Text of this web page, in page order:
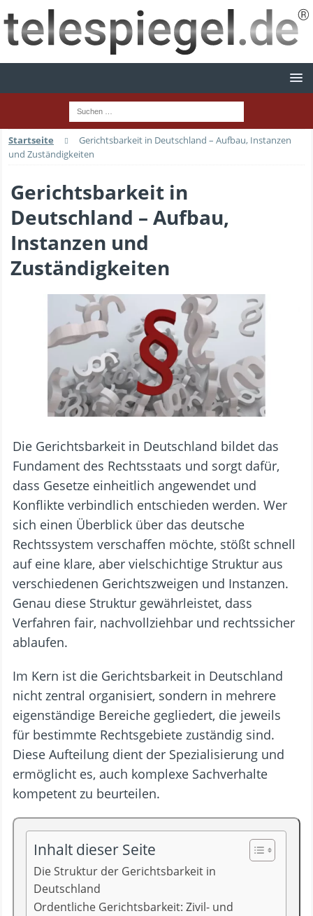
Startseite
Gerichtsbarkeit in Deutschland – Aufbau, Instanzen
und Zuständigkeiten
Gerichtsbarkeit in
Deutschland – Aufbau,
Instanzen und
Zuständigkeiten
Die Gerichtsbarkeit in Deutschland bildet das
Fundament des Rechtsstaats und sorgt dafür,
dass Gesetze einheitlich angewendet und
Konflikte verbindlich entschieden werden. Wer
sich einen Überblick über das deutsche
Rechtssystem verschaffen möchte, stößt schnell
auf eine klare, aber vielschichtige Struktur aus
verschiedenen Gerichtszweigen und Instanzen.
Genau diese Struktur gewährleistet, dass
Verfahren fair, nachvollziehbar und rechtssicher
ablaufen.
Im Kern ist die Gerichtsbarkeit in Deutschland
nicht zentral organisiert, sondern in mehrere
eigenständige Bereiche gegliedert, die jeweils
für bestimmte Rechtsgebiete zuständig sind.
Diese Aufteilung dient der Spezialisierung und
ermöglicht es, auch komplexe Sachverhalte
kompetent zu beurteilen.
Inhalt dieser Seite
Die Struktur der Gerichtsbarkeit in
Deutschland
Ordentliche Gerichtsbarkeit: Zivil- und